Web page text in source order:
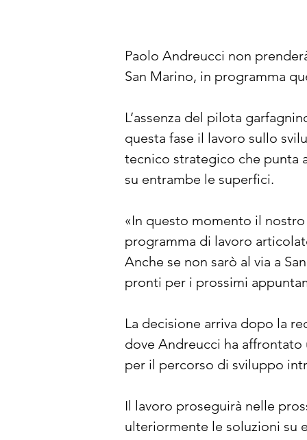
Paolo Andreucci non
San Marino, in programma
L’assenza del pilota
questa fase il lavoro sullo
tecnico strategico che punta
su entrambe le superfici.
«In questo momento il
programma di lavoro
Anche se non sarò al via a
pronti per i prossimi
La decisione arriva dopo la
dove Andreucci ha
per il percorso di sviluppo
Il lavoro proseguirà nelle
ulteriormente le soluzioni su